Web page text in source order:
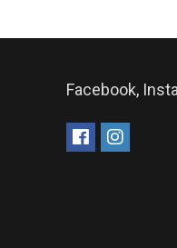
Facebook,